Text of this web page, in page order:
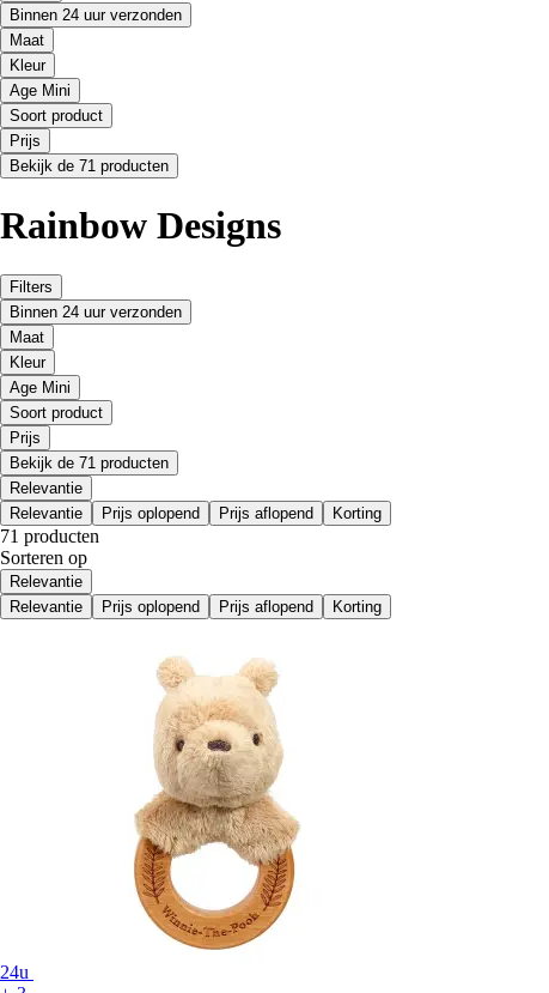
Binnen 24 uur verzonden
Maat
Kleur
Age Mini
Soort product
Prijs
Bekijk de 71 producten
Rainbow Designs
Filters
Binnen 24 uur verzonden
Maat
Kleur
Age Mini
Soort product
Prijs
Bekijk de 71 producten
Relevantie
Relevantie
Prijs oplopend Prijs aflopend Korting
71 producten
Sorteren op
Relevantie
Relevantie
Prijs oplopend Prijs aflopend Korting
24u